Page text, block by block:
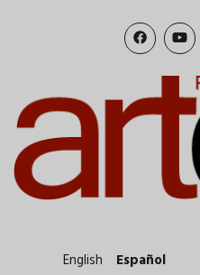
English Español